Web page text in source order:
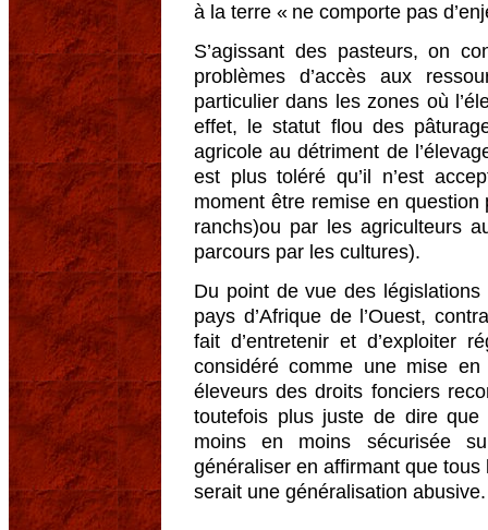
à la terre « ne comporte pas
S’agissant des pasteurs, on
problèmes d’accès aux
particulier dans les zones où
effet, le statut flou des
agricole au détriment de
est plus toléré qu’il n’est
moment être remise en
ranchs)ou par les agriculteurs
parcours par les cultures).
Du point de vue des
pays d’Afrique de l’Ouest,
fait d’entretenir et d’exploiter
considéré comme une mise
éleveurs des droits fonciers
toutefois plus juste de dire
moins en moins sécurisée
généraliser en affirmant que
serait une généralisation abusive.